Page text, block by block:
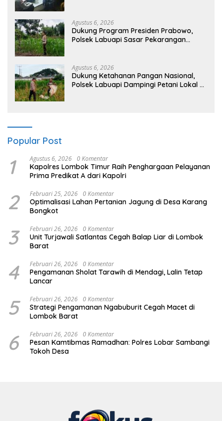
Agustus 6, 2026
Dukung Program Presiden Prabowo,
Polsek Labuapi Sasar Pekarangan
Agustus 6, 2026
Dukung Ketahanan Pangan Nasional,
Polsek Labuapi Dampingi Petani Lokal di
Popular Post
1 Agustus 6, 2026 0 Komentar
Kapolres Lombok Timur Raih Penghargaan Pelayanan
Prima Predikat A dari Kapolri
2 Februari 25, 2026 0 Komentar
Optimalisasi Lahan Pertanian Jagung di Desa Karang
Bongkot
3 Februari 26, 2026 0 Komentar
Unit Turjawali Satlantas Cegah Balap Liar di Lombok
Barat
4 Februari 26, 2026 0 Komentar
Pengamanan Sholat Tarawih di Mendagi, Lalin Tetap
Lancar
5 Februari 26, 2026 0 Komentar
Strategi Pengamanan Ngabuburit Cegah Macet di
Lombok Barat
6 Februari 26, 2026 0 Komentar
Pesan Kamtibmas Ramadhan: Polres Lobar Sambangi
Tokoh Desa